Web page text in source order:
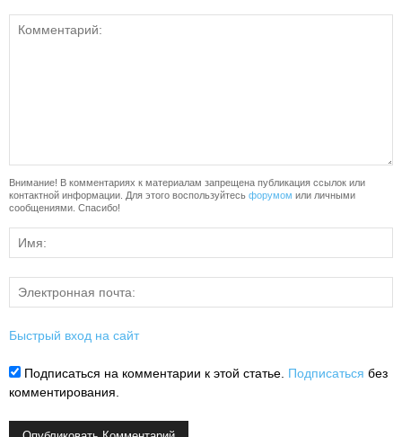
Внимание! В комментариях к материалам запрещена публикация ссылок или
контактной информации. Для этого воспользуйтесь форумом или личными
сообщениями. Спасибо!
Быстрый вход на сайт
Подписаться на комментарии к этой статье. Подписаться без
комментирования.